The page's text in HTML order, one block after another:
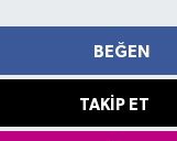
BEĞEN
TAKIP ET